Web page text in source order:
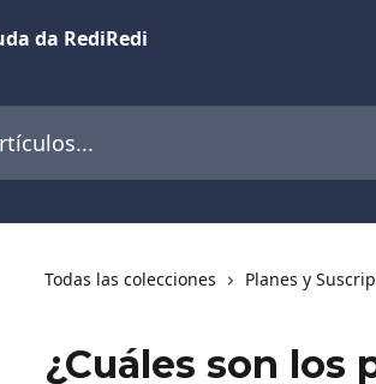
Todas las colecciones Planes y
¿Cuáles son los